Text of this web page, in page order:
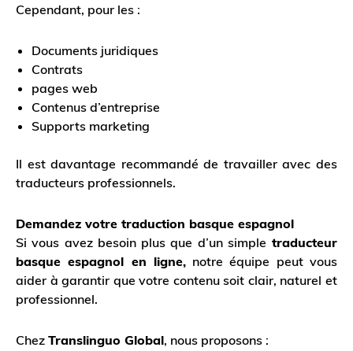
Cependant, pour les :
Documents juridiques
Contrats
pages web
Contenus d’entreprise
Supports marketing
Il est davantage recommandé de travailler avec des
traducteurs professionnels.
Demandez votre traduction basque espagnol
Si vous avez besoin plus que d’un simple traducteur
basque espagnol en ligne,notre équipe peut vous
aider à garantir que votre contenu soit clair, naturel et
professionnel.
Chez Translinguo Global, nous proposons :